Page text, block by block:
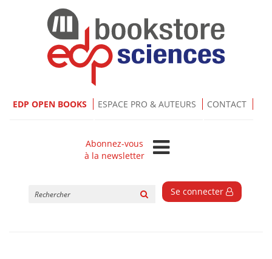
EDP OPEN BOOKS ESPACE PRO & AUTEURS CONTACT
Abonnez-vous
à la newsletter
Se connecter